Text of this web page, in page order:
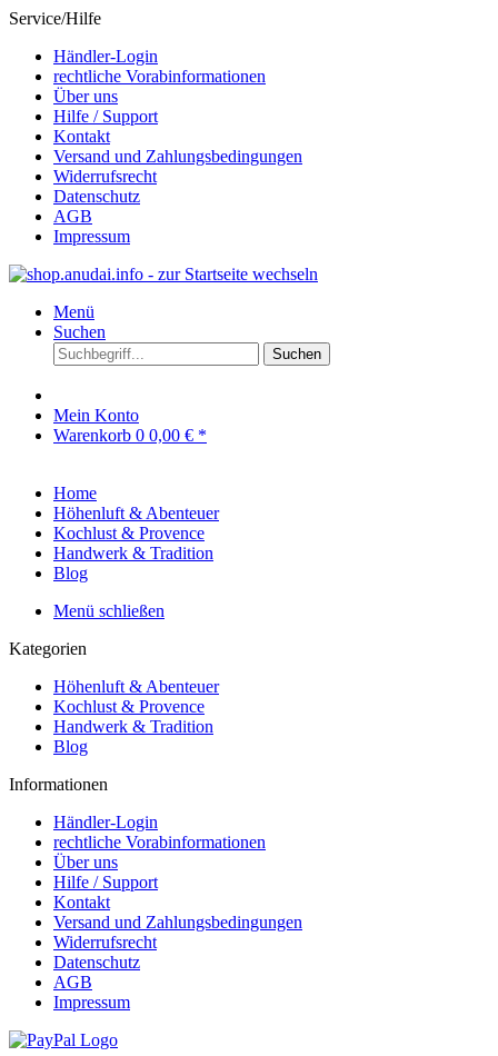
Service/Hilfe
Händler-Login
rechtliche Vorabinformationen
Über uns
Hilfe / Support
Kontakt
Versand und Zahlungsbedingungen
Widerrufsrecht
Datenschutz
AGB
Impressum
Menü
Suchen
Suchen
Mein Konto
Warenkorb 0 0,00 € *
Home
Höhenluft & Abenteuer
Kochlust & Provence
Handwerk & Tradition
Blog
Menü schließen
Kategorien
Höhenluft & Abenteuer
Kochlust & Provence
Handwerk & Tradition
Blog
Informationen
Händler-Login
rechtliche Vorabinformationen
Über uns
Hilfe / Support
Kontakt
Versand und Zahlungsbedingungen
Widerrufsrecht
Datenschutz
AGB
Impressum